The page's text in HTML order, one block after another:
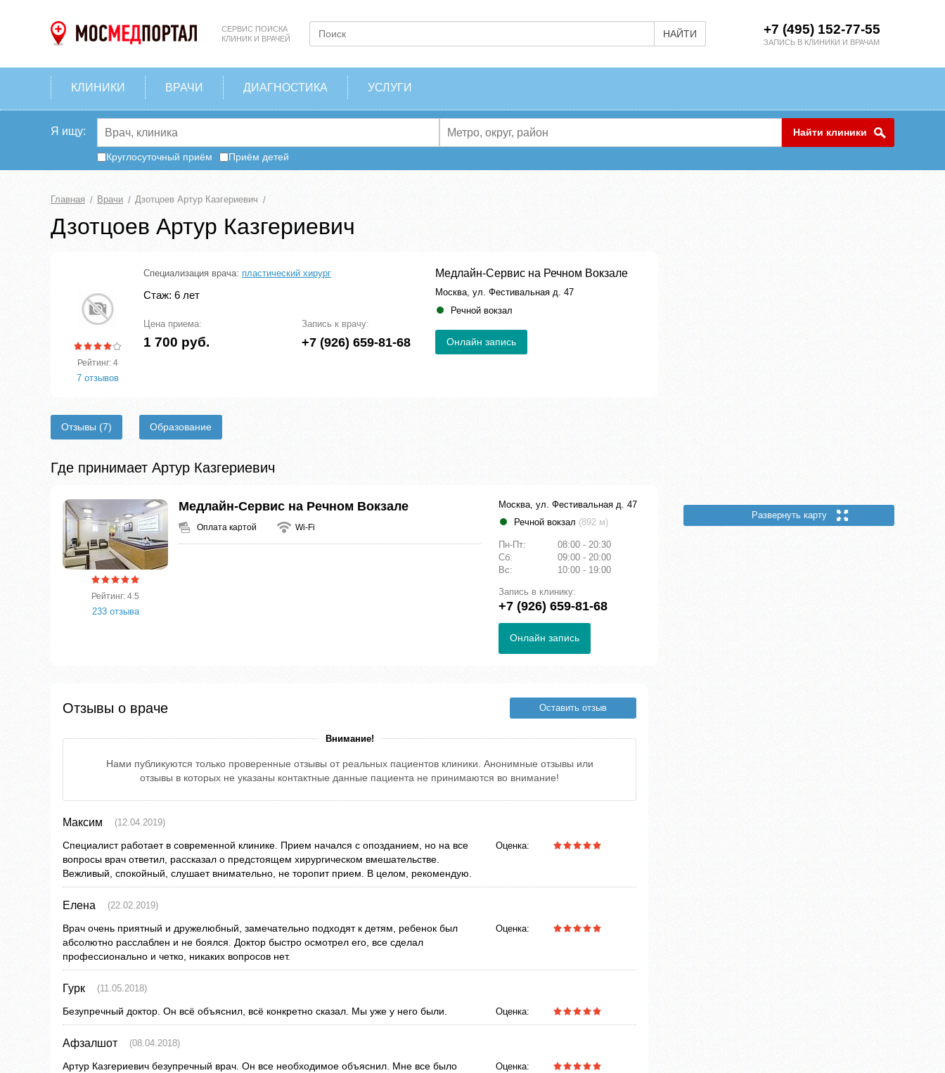
СЕРВИС ПОИСКА
КЛИНИК И ВРАЧЕЙ
НАЙТИ +7 (495) 152-77-55
ЗАПИСЬ В КЛИНИКИ И ВРАЧАМ
КЛИНИКИ ВРАЧИ ДИАГНОСТИКА УСЛУГИ
Я ищу: Найти клиники
Круглосуточный приём Приём детей
Главная Врачи Дзотцоев Артур Казгериевич
Дзотцоев Артур Казгериевич
Рейтинг: 4
7 отзывов
Специализация врача: пластический хирург
Стаж: 6 лет
Цена приема:
1 700 руб.
Запись к врачу:
+7 (926) 659-81-68
Медлайн-Сервис на Речном Вокзале
Москва, ул. Фестивальная д. 47
Речной вокзал
Онлайн запись
Отзывы (7) Образование
Где принимает Артур Казгериевич
Рейтинг: 4.5
233 отзыва
Медлайн-Сервис на Речном Вокзале
Оплата картой Wi-Fi
Москва, ул. Фестивальная д. 47
Речной вокзал (892 м)
Пн-Пт:
08:00 - 20:30
Сб:
09:00 - 20:00
Вс:
10:00 - 19:00
Запись в клинику:
+7 (926) 659-81-68
Онлайн запись
Отзывы о враче Оставить отзыв
Внимание!
Нами публикуются только проверенные отзывы от реальных пациентов клиники. Анонимные отзывы или
отзывы в которых не указаны контактные данные пациента не принимаются во внимание!
Максим (12.04.2019)
Специалист работает в современной клинике. Прием начался с опозданием, но на все
вопросы врач ответил, рассказал о предстоящем хирургическом вмешательстве.
Вежливый, спокойный, слушает внимательно, не торопит прием. В целом, рекомендую.
Оценка:
Елена (22.02.2019)
Врач очень приятный и дружелюбный, замечательно подходят к детям, ребенок был
абсолютно расслаблен и не боялся. Доктор быстро осмотрел его, все сделал
профессионально и четко, никаких вопросов нет.
Оценка:
Гурк (11.05.2018)
Безупречный доктор. Он всё объяснил, всё конкретно сказал. Мы уже у него были. Оценка:
Афзалшот (08.04.2018)
Артур Казгериевич безупречный врач. Он все необходимое объяснил. Мне все было
Оценка:
Развернуть карту